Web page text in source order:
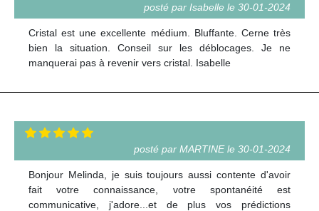
posté par Isabelle le 30-01-2024
Cristal est une excellente médium. Bluffante. Cerne très
bien la situation. Conseil sur les déblocages. Je ne
manquerai pas à revenir vers cristal. Isabelle
posté par MARTINE le 30-01-2024
Bonjour Melinda, je suis toujours aussi contente d'avoir
fait votre connaissance, votre spontanéité est
communicative, j'adore...et de plus vos prédictions